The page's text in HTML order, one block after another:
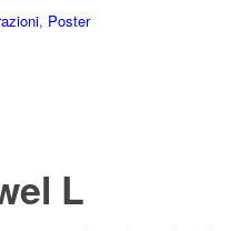
, Poster
L